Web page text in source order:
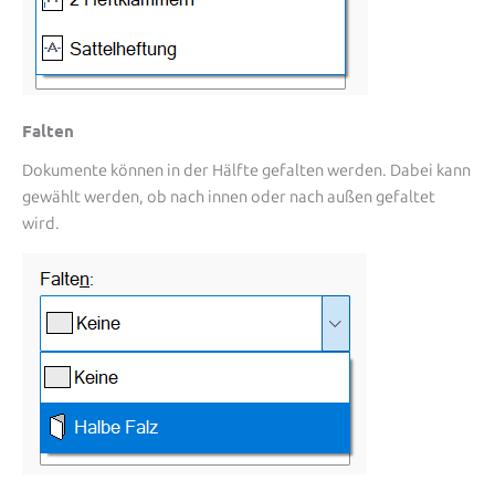
Falten
Dokumente können in der Hälfte gefalten werden. Dabei kann
gewählt werden, ob nach innen oder nach außen gefaltet
wird.